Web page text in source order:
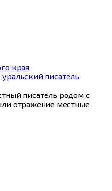
края
писатель
писатель родом с
отражение местные